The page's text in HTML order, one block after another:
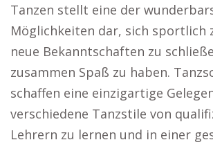
Tanzen stellt eine der
Möglichkeiten dar, sich sportlich
neue Bekanntschaften zu
zusammen Spaß zu haben.
schaffen eine einzigartige
verschiedene Tanzstile von
Lehrern zu lernen und in einer